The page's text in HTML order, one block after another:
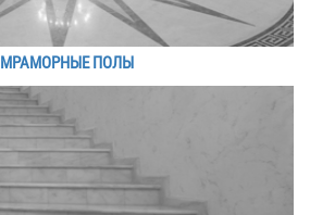
МРАМОРНЫЕ ПОЛЫ